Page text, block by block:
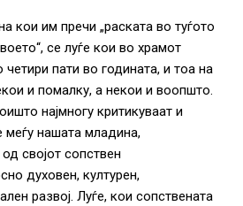
кои им пречи „раската во туѓото
се луѓе кои во храмот
пати во годината, и тоа на
и помалку, а некои и воопшто.
најмногу критикуваат и
меѓу нашата младина,
својот сопствен
духовен, културен,
развој. Луѓе, кои сопствената